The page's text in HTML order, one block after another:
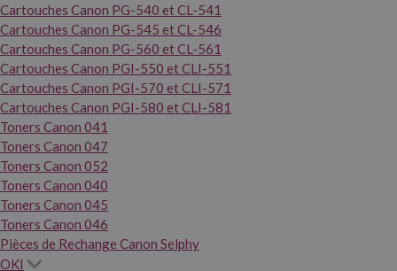
Cartouches Canon PG-540 et CL-541
Cartouches Canon PG-545 et CL-546
Cartouches Canon PG-560 et CL-561
Cartouches Canon PGI-550 et CLI-551
Cartouches Canon PGI-570 et CLI-571
Cartouches Canon PGI-580 et CLI-581
Toners Canon 041
Toners Canon 047
Toners Canon 052
Toners Canon 040
Toners Canon 045
Toners Canon 046
Pièces de Rechange Canon Selphy
OKI